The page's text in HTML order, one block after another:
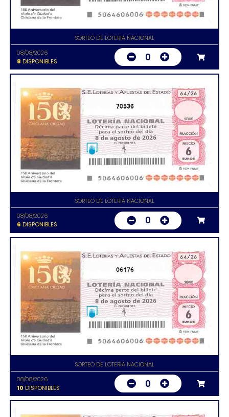
SORTEO DE LOTERIA NACIONAL
08/08/2026
8 DISPONIBLES 0
70536
SORTEO DE LOTERIA NACIONAL
08/08/2026
6 DISPONIBLES 0
06176
SORTEO DE LOTERIA NACIONAL
08/08/2026
10 DISPONIBLES 0